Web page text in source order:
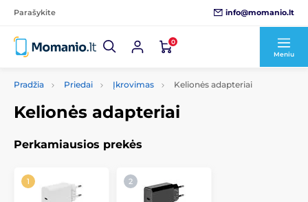
Parašykite info@momanio.lt
0
Meniu
Pradžia Priedai Įkrovimas Kelionės adapteriai
Kelionės adapteriai
Perkamiausios prekės